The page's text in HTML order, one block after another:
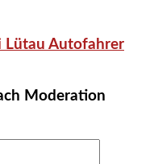
Lütau Autofahrer
Moderation